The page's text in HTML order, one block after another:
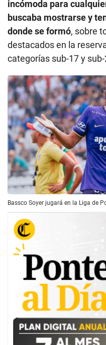
incómoda para
buscaba mostrarse y
donde se formó, sobre
destacados en la
categorías sub-17 y
Bassco Soyer jugará en la Liga de